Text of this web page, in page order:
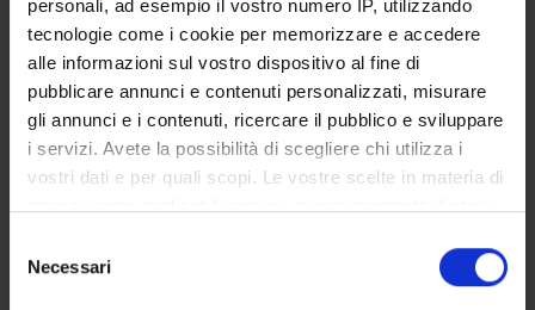
personali, ad esempio il vostro numero IP, utilizzando
tecnologie come i cookie per memorizzare e accedere
alle informazioni sul vostro dispositivo al fine di
pubblicare annunci e contenuti personalizzati, misurare
gli annunci e i contenuti, ricercare il pubblico e sviluppare
i servizi. Avete la possibilità di scegliere chi utilizza i
vostri dati e per quali scopi. Le vostre scelte in materia di
modificare o revocare il proprio consenso in qualsiasi
momento dalla Dichiarazione sui cookie o facendo clic
delNecessari
Roberto Leone
Incaricato alla ricerca
Giovanna Stoppa
SEZIONI